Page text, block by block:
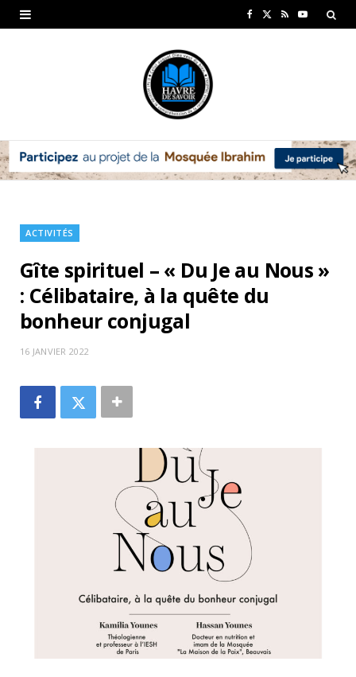
o
)
R Y
b
ACTIVITÉS
Gîte spirituel – « Du Je au Nous »
: Célibataire, à la quête du
bonheur conjugal
16 JANVIER 2022